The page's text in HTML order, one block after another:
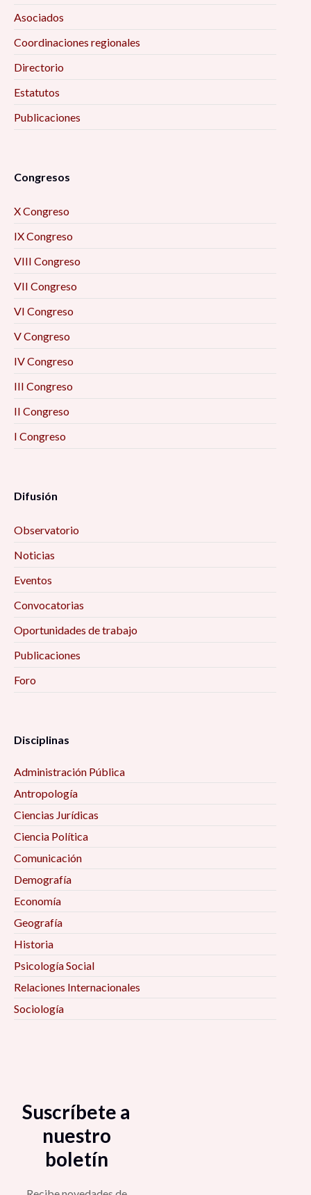
Asociados
Coordinaciones regionales
Directorio
Estatutos
Publicaciones
Congresos
X Congreso
IX Congreso
VIII Congreso
VII Congreso
VI Congreso
V Congreso
IV Congreso
III Congreso
II Congreso
I Congreso
Difusión
Observatorio
Noticias
Eventos
Convocatorias
Oportunidades de trabajo
Publicaciones
Foro
Disciplinas
Administración Pública
Antropología
Ciencias Jurídicas
Ciencia Política
Comunicación
Demografía
Economía
Geografía
Historia
Psicología Social
Relaciones Internacionales
Sociología
Suscríbete a
nuestro
boletín